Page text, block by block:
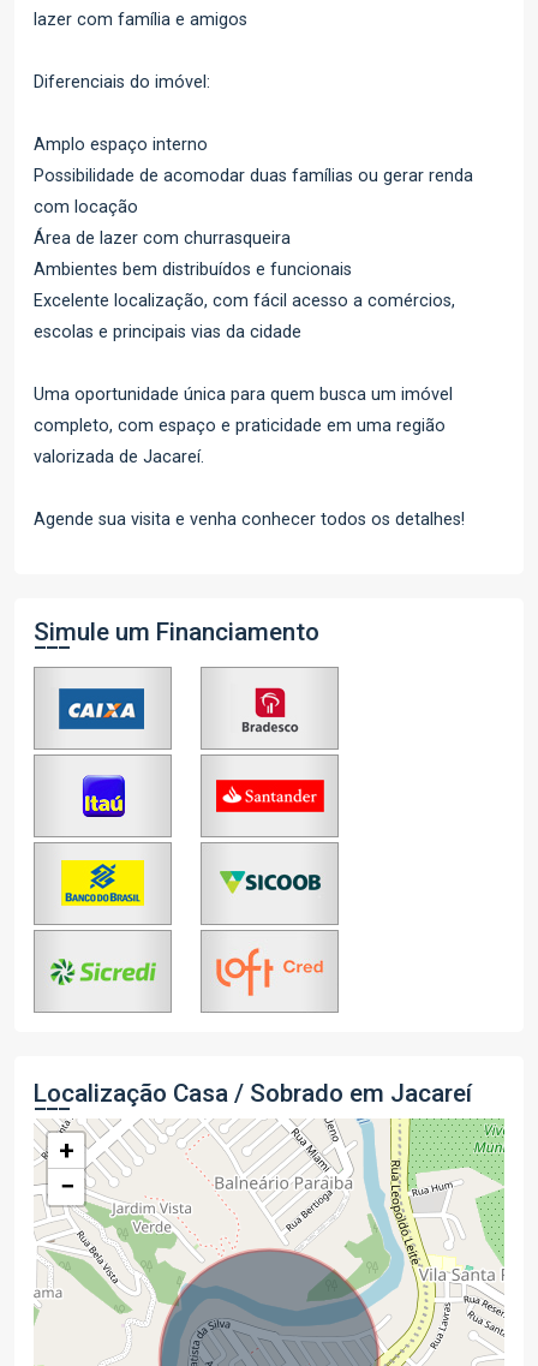
lazer com família e amigos
Diferenciais do imóvel:
Amplo espaço interno
Possibilidade de acomodar duas famílias ou gerar renda
com locação
Área de lazer com churrasqueira
Ambientes bem distribuídos e funcionais
Excelente localização, com fácil acesso a comércios,
escolas e principais vias da cidade
Uma oportunidade única para quem busca um imóvel
completo, com espaço e praticidade em uma região
valorizada de Jacareí.
Agende sua visita e venha conhecer todos os detalhes!
Simule um Financiamento
Localização Casa / Sobrado em Jacareí
+
−